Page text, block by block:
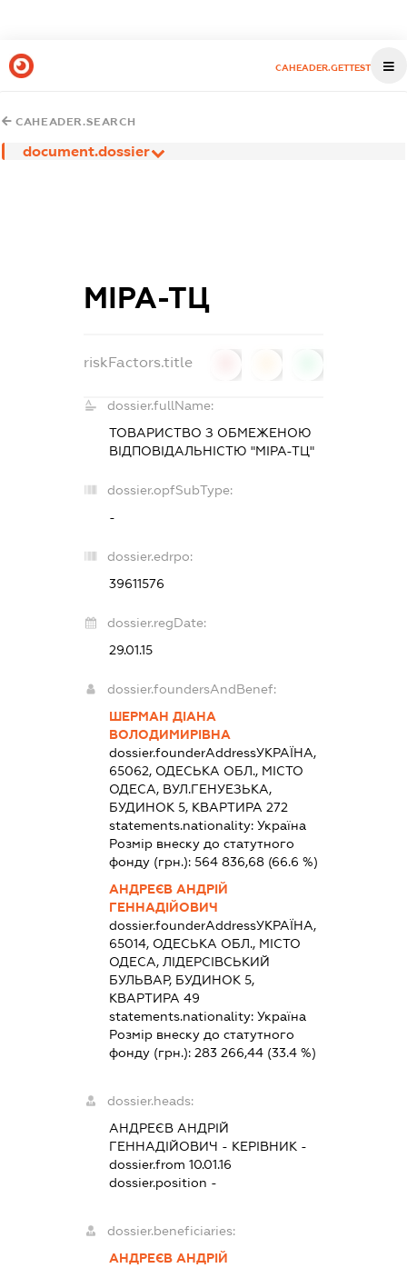
CAHEADER.GETTEST
CAHEADER.SEARCH
document.dossier
МІРА-ТЦ
riskFactors.title
dossier.fullName:
ТОВАРИСТВО З ОБМЕЖЕНОЮ
ВІДПОВІДАЛЬНІСТЮ "МІРА-ТЦ"
dossier.opfSubType:
-
dossier.edrpo:
39611576
dossier.regDate:
29.01.15
dossier.foundersAndBenef:
ШЕРМАН ДІАНА
ВОЛОДИМИРІВНА
dossier.founderAddressУКРАЇНА,
65062, ОДЕСЬКА ОБЛ., МІСТО
ОДЕСА, ВУЛ.ГЕНУЕЗЬКА,
БУДИНОК 5, КВАРТИРА 272
statements.nationality:Україна
Розмір внеску до статутного
фонду (грн.):564 836,68 (66.6 %)
АНДРЕЄВ АНДРІЙ
ГЕННАДІЙОВИЧ
dossier.founderAddressУКРАЇНА,
65014, ОДЕСЬКА ОБЛ., МІСТО
ОДЕСА, ЛІДЕРСІВСЬКИЙ
БУЛЬВАР, БУДИНОК 5,
КВАРТИРА 49
statements.nationality:Україна
Розмір внеску до статутного
фонду (грн.):283 266,44 (33.4 %)
dossier.heads:
АНДРЕЄВ АНДРІЙ
ГЕННАДІЙОВИЧ - КЕРІВНИК -
dossier.from 10.01.16
dossier.position -
dossier.beneficiaries:
АНДРЕЄВ АНДРІЙ